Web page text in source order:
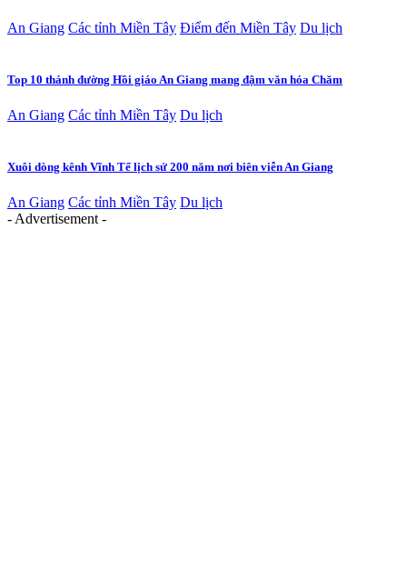
An Giang Các tỉnh Miền Tây Điểm đến Miền Tây Du lịch
Top 10 thánh đường Hồi giáo An Giang mang đậm văn hóa Chăm
An Giang Các tỉnh Miền Tây Du lịch
Xuôi dòng kênh Vĩnh Tế lịch sử 200 năm nơi biên viễn An Giang
An Giang Các tỉnh Miền Tây Du lịch
- Advertisement -